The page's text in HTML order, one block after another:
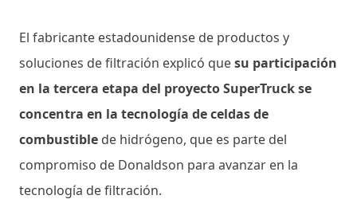
El fabricante estadounidense de productos y
soluciones de filtración explicó quesu participación
en la tercera etapa del proyecto SuperTruck se
concentra en la tecnología de celdas de
combustible de hidrógeno, que es parte del
compromiso de Donaldson para avanzar en la
tecnología de filtración.